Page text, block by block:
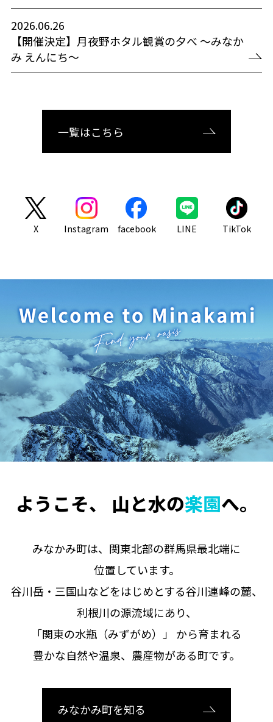
X Instagram facebook LINE TikTok
2026.06.26
【開催決定】月夜野ホタル観賞の夕べ ～みなか
み えんにち～
一覧はこちら
ようこそ、 山と水の楽園へ。
みなかみ町は、関東北部の群馬県最北端に
位置しています。
谷川岳・三国山などをはじめとする谷川連峰の麓、
利根川の源流域にあり、
「関東の水瓶（みずがめ）」
から育まれる
豊かな自然や温泉、農産物がある町です。
みなかみ町を知る